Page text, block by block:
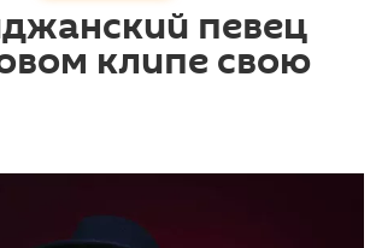
певец
клипе свою